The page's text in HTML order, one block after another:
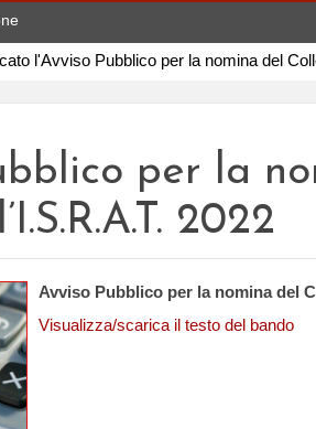
l'Avviso Pubblico per la nomina del
per la
2022
Avviso Pubblico per la nomina del
Visualizza/scarica il testo del bando